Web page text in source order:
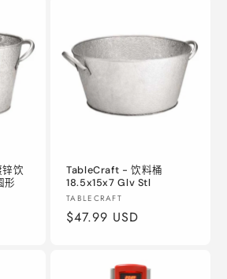
饮
形
TableCraft - 饮料桶
18.5x15x7 Glv Stl
厂
商：
TABLECRAFT
常
$47.99 USD